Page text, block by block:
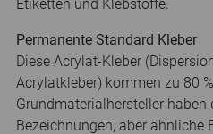
Etiketten und Klebstoffe.
Permanente Standard Kleber
Diese Acrylat-Kleber
Acrylatkleber) kommen zu 80
Grundmaterialhersteller haben
Bezeichnungen, aber ähnliche